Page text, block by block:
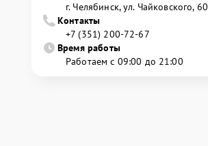
г. Челябинск, ул. Чайковского, 60
Контакты
+7 (351) 200-72-67
Время работы
Работаем с 09:00 до 21:00